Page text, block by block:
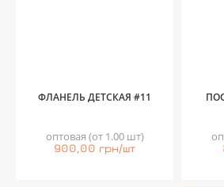
ФЛАНЕЛЬ ДЕТСКАЯ #11
оптовая (от 1.00 шт)
900,00 грн/шт